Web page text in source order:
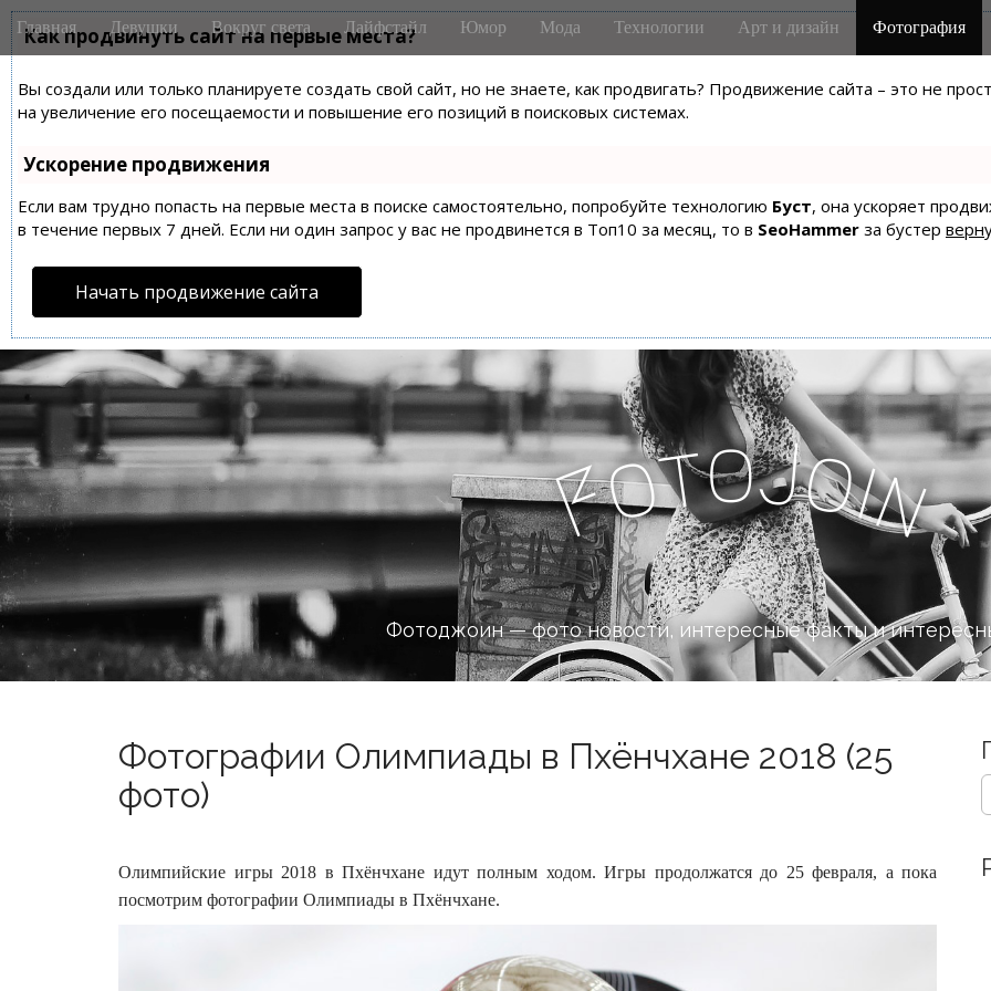
Как продвинуть сайт на первые места?
Вы создали или только планируете создать свой сайт, но не знаете, как продвигать? Продвижение сайта – это не
на увеличение его посещаемости и повышение его позиций в поисковых системах.
Ускорение продвижения
Если вам трудно попасть на первые места в поиске самостоятельно, попробуйте технологию Буст, она ускоряет
в течение первых 7 дней. Если ни один запрос у вас не продвинется в Топ10 за месяц, то в SeoHammer за бустер
Начать продвижение сайта
M
a
n
m
e
n
u
i
Главная Девушки Вокруг света Лайфстайл Юмор Мода Технологии Арт и дизайн Фотография
FotoJoi
n
Фотоджоин — фото новости, интересные факты и
Фотографии Олимпиады в Пхёнчхане 2018 (25
фото)
Олимпийские игры 2018 в Пхёнчхане идут полным ходом. Игры продолжатся до 25 февраля, а пока
посмотрим фотографии Олимпиады в Пхёнчхане.
S
e
c